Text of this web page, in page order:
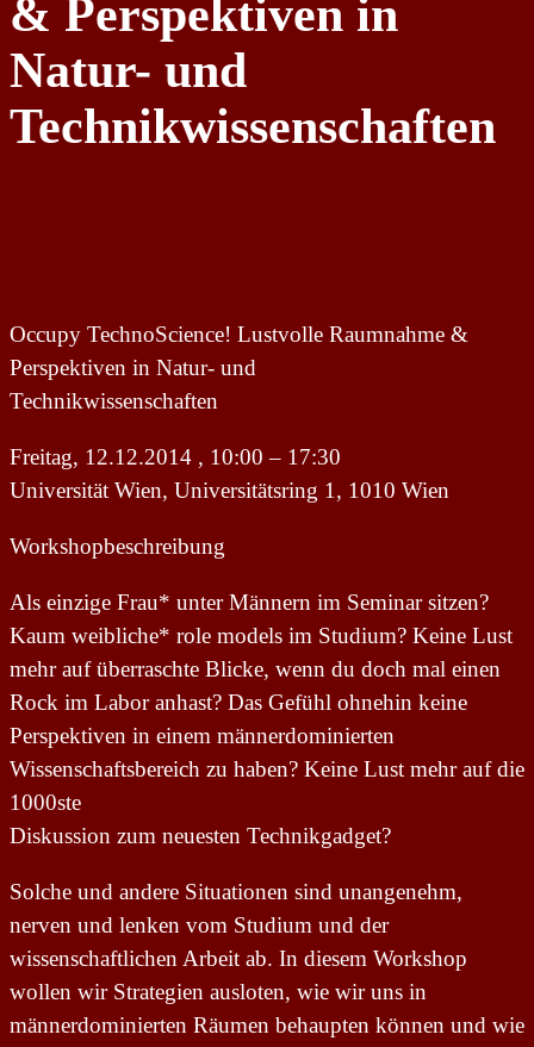
& Perspektiven in
Natur- und
Technikwissenschaften
Occupy TechnoScience! Lustvolle Raumnahme &
Perspektiven in Natur- und
Technikwissenschaften
Freitag, 12.12.2014 , 10:00 – 17:30
Universität Wien, Universitätsring 1, 1010 Wien
Workshopbeschreibung
Als einzige Frau* unter Männern im Seminar sitzen?
Kaum weibliche* role models im Studium? Keine Lust
mehr auf überraschte Blicke, wenn du doch mal einen
Rock im Labor anhast? Das Gefühl ohnehin keine
Perspektiven in einem männerdominierten
Wissenschaftsbereich zu haben? Keine Lust mehr auf die
1000ste
Diskussion zum neuesten Technikgadget?
Solche und andere Situationen sind unangenehm,
nerven und lenken vom Studium und der
wissenschaftlichen Arbeit ab. In diesem Workshop
wollen wir Strategien ausloten, wie wir uns in
männerdominierten Räumen behaupten können und wie